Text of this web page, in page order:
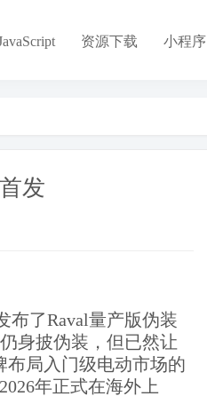
资源下载 小程序
发
布了Raval量产版伪装
身披伪装，但已然让
布局入门级电动市场的
年正式在海外上